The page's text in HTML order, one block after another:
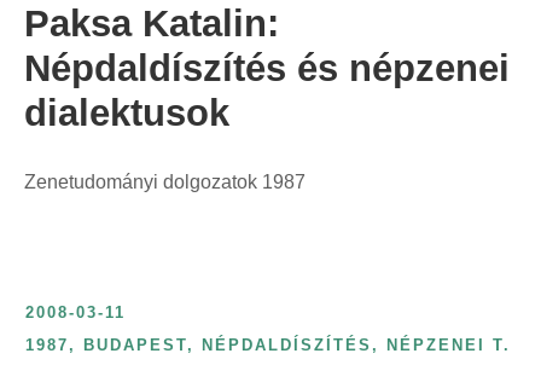
Paksa Katalin:
Népdaldíszítés és népzenei
dialektusok
Zenetudományi dolgozatok 1987
2008-03-11
1987 , BUDAPEST, NÉPDALDÍSZÍTÉS , NÉPZENEI T.